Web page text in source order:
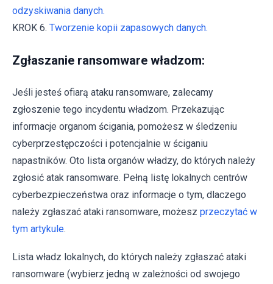
odzyskiwania danych.
KROK 6. Tworzenie kopii zapasowych danych.
Zgłaszanie ransomware władzom:
Jeśli jesteś ofiarą ataku ransomware, zalecamy
zgłoszenie tego incydentu władzom. Przekazując
informacje organom ścigania, pomożesz w śledzeniu
cyberprzestępczości i potencjalnie w ściganiu
napastników. Oto lista organów władzy, do których należy
zgłosić atak ransomware. Pełną listę lokalnych centrów
cyberbezpieczeństwa oraz informacje o tym, dlaczego
należy zgłaszać ataki ransomware, możesz przeczytać w
tym artykule.
Lista władz lokalnych, do których należy zgłaszać ataki
ransomware (wybierz jedną w zależności od swojego